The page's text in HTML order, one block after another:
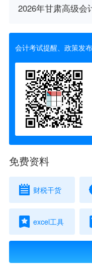
2026年甘肃高级会
会计考试提醒、政策发
免费资料
财税干货
excel工具